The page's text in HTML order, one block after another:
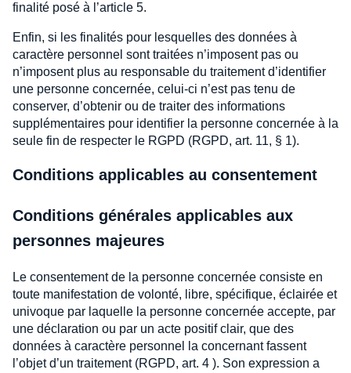
finalité posé à l’article 5.
Enfin, si les finalités pour lesquelles des données à
caractère personnel sont traitées n’imposent pas ou
n’imposent plus au responsable du traitement d’identifier
une personne concernée, celui-ci n’est pas tenu de
conserver, d’obtenir ou de traiter des informations
supplémentaires pour identifier la personne concernée à la
seule fin de respecter le RGPD (RGPD, art. 11, § 1).
Conditions applicables au consentement
Conditions générales applicables aux
personnes majeures
Le consentement de la personne concernée consiste en
toute manifestation de volonté, libre, spécifique, éclairée et
univoque par laquelle la personne concernée accepte, par
une déclaration ou par un acte positif clair, que des
données à caractère personnel la concernant fassent
l’objet d’un traitement (RGPD, art. 4 ). Son expression a